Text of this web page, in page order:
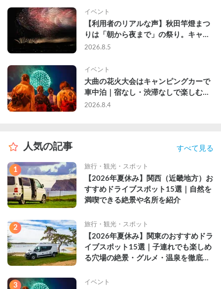
イベント
【利用者のリアルな声】秋田竿燈まつ
りは「朝から夜まで」の祭り。キャン
ピングカーで行った2組の記録
2026.8.5
イベント
大曲の花火大会はキャンピングカーで
車中泊｜宿なし・渋滞なしで楽しむ
2026年完全ガイド
2026.8.4
人気の記事 すべて見る
1 旅行・観光・スポット
【2026年夏休み】関西（近畿地方）お
すすめドライブスポット15選｜自然を
満喫できる絶景や名所を紹介
2 旅行・観光・スポット
【2026年夏休み】関東のおすすめドラ
イブスポット15選｜子連れでも楽しめ
る穴場の絶景・グルメ・温泉を徹底解
3 イベント